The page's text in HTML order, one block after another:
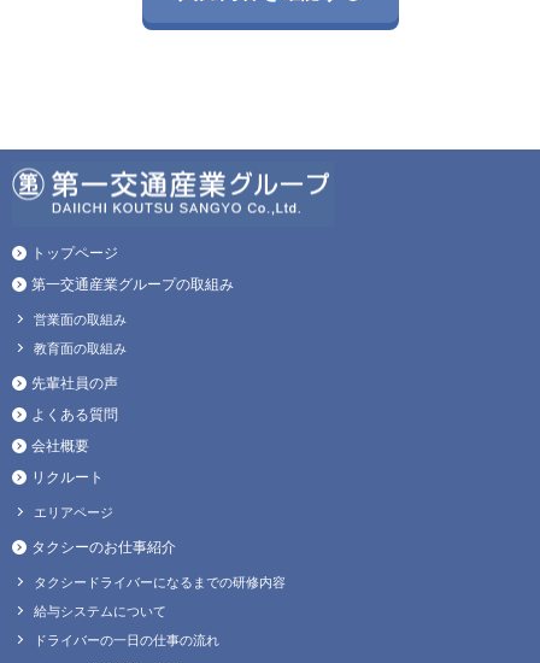
トップページ
第一交通産業グループの取組み
営業面の取組み
教育面の取組み
先輩社員の声
よくある質問
会社概要
リクルート
エリアページ
タクシーのお仕事紹介
タクシードライバーになるまでの研修内容
給与システムについて
ドライバーの一日の仕事の流れ